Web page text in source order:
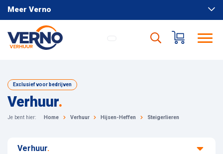
Meer Verno
Exclusief voor bedrijven
Verhuur.
Je bent hier: Home Verhuur Hijsen-Heffen Steigerlieren
Verhuur.